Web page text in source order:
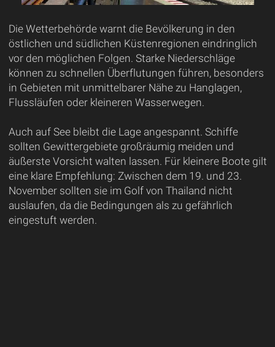
Die Wetterbehörde warnt die Bevölkerung in den
östlichen und südlichen Küstenregionen eindringlich
vor den möglichen Folgen. Starke Niederschläge
können zu schnellen Überflutungen führen, besonders
in Gebieten mit unmittelbarer Nähe zu Hanglagen,
Flussläufen oder kleineren Wasserwegen.
Auch auf See bleibt die Lage angespannt. Schiffe
sollten Gewittergebiete großräumig meiden und
äußerste Vorsicht walten lassen. Für kleinere Boote gilt
eine klare Empfehlung: Zwischen dem 19. und 23.
November sollten sie im Golf von Thailand nicht
auslaufen, da die Bedingungen als zu gefährlich
eingestuft werden.